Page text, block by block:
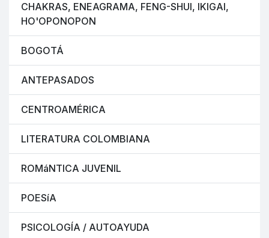
CHAKRAS, ENEAGRAMA, FENG-SHUI, IKIGAI,
HO'OPONOPON
BOGOTÁ
ANTEPASADOS
CENTROAMÉRICA
LITERATURA COLOMBIANA
ROMáNTICA JUVENIL
POESíA
PSICOLOGÍA / AUTOAYUDA